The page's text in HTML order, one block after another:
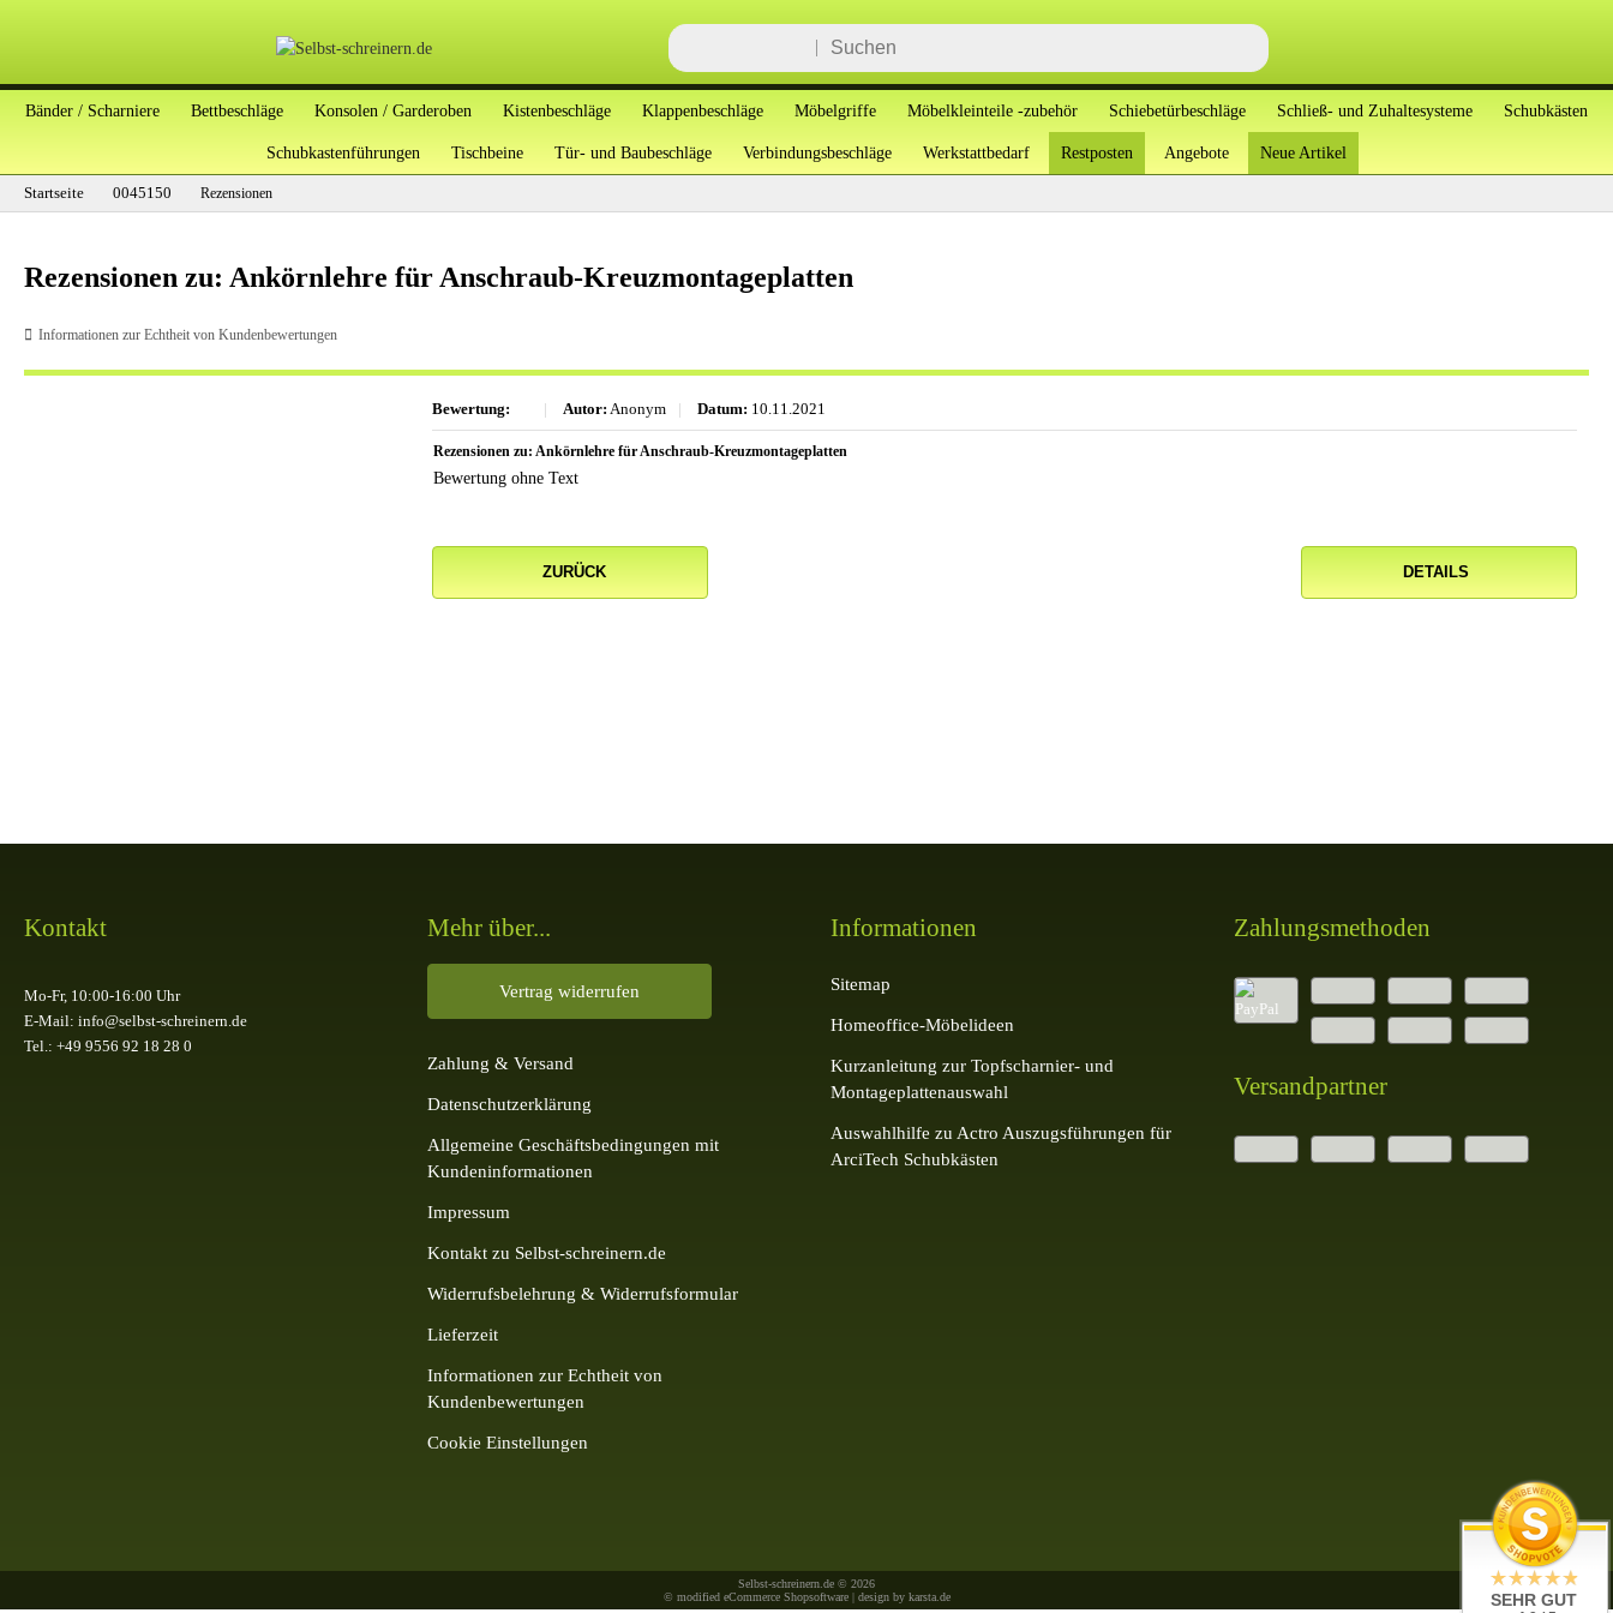
Bänder / Scharniere Bettbeschläge Konsolen / Garderoben Kistenbeschläge Klappenbeschläge Möbelgriffe Möbelkleinteile -zubehör Schiebetürbeschläge Schließ- und Zuhaltesysteme Schubkästen
Schubkastenführungen Tischbeine Tür- und Baubeschläge Verbindungsbeschläge Werkstattbedarf Restposten Angebote Neue Artikel
Startseite 0045150 Rezensionen
Rezensionen zu: Ankörnlehre für Anschraub-Kreuzmontageplatten
Informationen zur Echtheit von Kundenbewertungen
Bewertung: | Autor: Anonym | Datum: 10.11.2021
Rezensionen zu: Ankörnlehre für Anschraub-Kreuzmontageplatten
Bewertung ohne Text
ZURÜCK DETAILS
Kontakt
Mo-Fr, 10:00-16:00 Uhr
E-Mail: info@selbst-schreinern.de
Tel.: +49 9556 92 18 28 0
Mehr über...
Vertrag widerrufen
Zahlung & Versand
Datenschutzerklärung
Allgemeine Geschäftsbedingungen mit
Kundeninformationen
Impressum
Kontakt zu Selbst-schreinern.de
Widerrufsbelehrung & Widerrufsformular
Lieferzeit
Informationen zur Echtheit von
Kundenbewertungen
Cookie Einstellungen
Informationen
Sitemap
Homeoffice-Möbelideen
Kurzanleitung zur Topfscharnier- und
Montageplattenauswahl
Auswahlhilfe zu Actro Auszugsführungen für
ArciTech Schubkästen
Zahlungsmethoden
Versandpartner
Selbst-schreinern.de © 2026
© modified eCommerce Shopsoftware | design by karsta.de SEHR GUT